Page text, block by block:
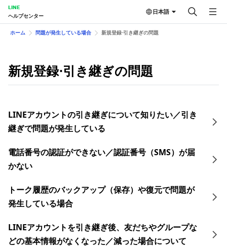
LINE
ヘルプセンター
日本語
ホーム 問題が発生している場合 新規登録⋅引き継ぎの問題
新規登録⋅引き継ぎの問題
LINEアカウントの引き継ぎについて知りたい／引き
継ぎで問題が発生している
電話番号の認証ができない／認証番号（SMS）が届
かない
トーク履歴のバックアップ（保存）や復元で問題が
発生している場合
LINEアカウントを引き継ぎ後、友だちやグループな
どの基本情報がなくなった／減った場合について